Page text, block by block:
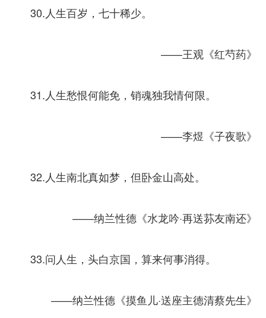
30.人生百岁，七十稀少。
——王观《红芍药》
31.人生愁恨何能免，销魂独我情何限。
——李煜《子夜歌》
32.人生南北真如梦，但卧金山高处。
——纳兰性德《水龙吟·再送荪友南还》
33.问人生，头白京国，算来何事消得。
——纳兰性德《摸鱼儿·送座主德清蔡先生》